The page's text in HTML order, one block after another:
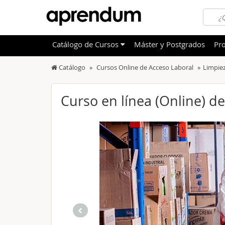
OFERTAS DESTACADAS
NOVEDADES DE NUESTRO CATÁLOGO
Idiomas
Otras
Catálogo Cursos Online de Acceso Laboral
Curso en línea (Online)
Catálogo de Cursos Máster y Postgrados